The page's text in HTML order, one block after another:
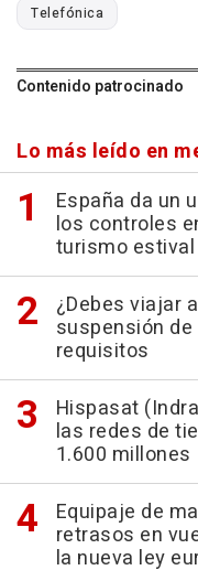
Telefónica
Contenido patrocinado
Lo más leído en
España da un
los controles
turismo estival
¿Debes viajar
suspensión
requisitos
Hispasat
las redes de
1.600 millones
Equipaje de
retrasos en
la nueva ley